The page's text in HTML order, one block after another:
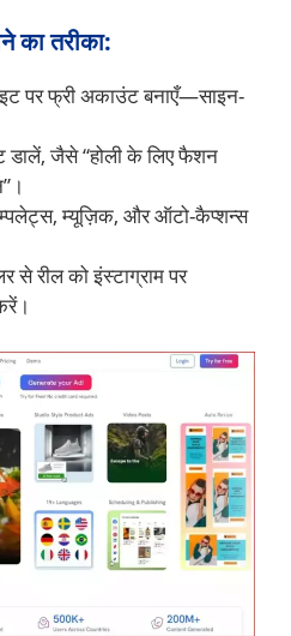
का तरीका:
पर फ्री अकाउंट बनाएँ—साइन-
डालें, जैसे “होली के लिए फैशन
म्यूज़िक, और ऑटो-कैप्शन्स
रील को इंस्टाग्राम पर